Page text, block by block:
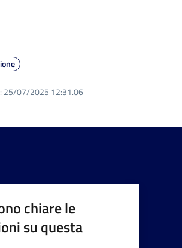
25/07/2025 12:31.06
chiare le
su questa